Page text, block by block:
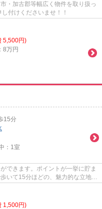
加古郡等幅広く物件を取り扱っ
付けくださいませ！！
5,500円)
8万円
15分
： 1室
できます。ポイントが一挙に貯ま
いて15分ほどの、魅力的な立地の
1,500円)